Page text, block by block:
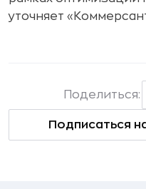
уточняет
Поделиться:
Подписаться